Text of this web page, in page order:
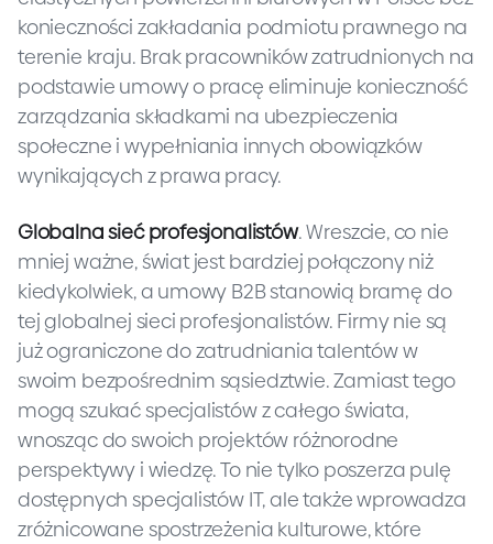
konieczności zakładania podmiotu prawnego na
terenie kraju. Brak pracowników zatrudnionych na
podstawie umowy o pracę eliminuje konieczność
zarządzania składkami na ubezpieczenia
społeczne i wypełniania innych obowiązków
wynikających z prawa pracy.
Globalna sieć profesjonalistów. Wreszcie, co nie
mniej ważne, świat jest bardziej połączony niż
kiedykolwiek, a umowy B2B stanowią bramę do
tej globalnej sieci profesjonalistów. Firmy nie są
już ograniczone do zatrudniania talentów w
swoim bezpośrednim sąsiedztwie. Zamiast tego
mogą szukać specjalistów z całego świata,
wnosząc do swoich projektów różnorodne
perspektywy i wiedzę. To nie tylko poszerza pulę
dostępnych specjalistów IT, ale także wprowadza
zróżnicowane spostrzeżenia kulturowe, które